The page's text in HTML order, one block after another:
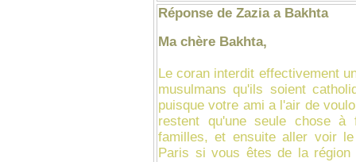
Réponse de Zazia a Bakhta
Ma chère Bakhta,
Le coran interdit effectivement
musulmans qu'ils soient
puisque votre ami a l'air de
restent qu'une seule chose
familles, et ensuite aller voir
Paris si vous êtes de la région